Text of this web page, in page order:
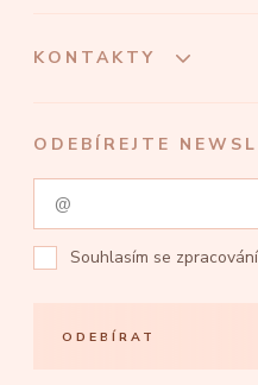
KONTAKTY
ODEBÍREJTE
Souhlasím se
ODEBÍRAT